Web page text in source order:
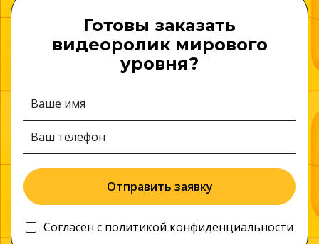
Готовы заказать
видеоролик мирового
уровня?
Отправить заявку
Согласен c политикой конфиденциальности